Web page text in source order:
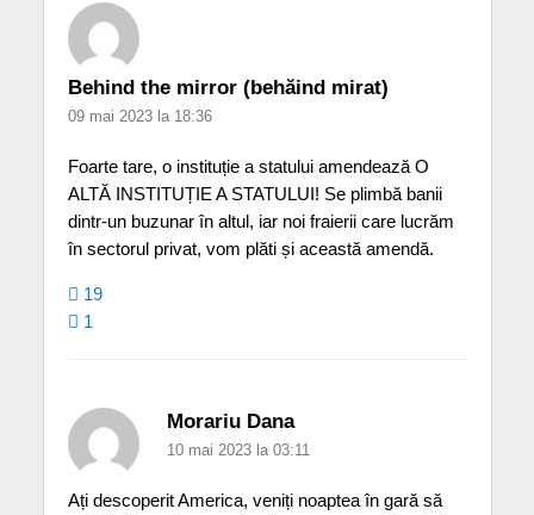
Behind the mirror (behăind mirat)
09 mai 2023 la 18:36
Foarte tare, o instituție a statului amendează O
ALTĂ INSTITUȚIE A STATULUI! Se plimbă banii
dintr-un buzunar în altul, iar noi fraierii care lucrăm
în sectorul privat, vom plăti și această amendă.
19
1
Morariu Dana
10 mai 2023 la 03:11
Ați descoperit America, veniți noaptea în gară să